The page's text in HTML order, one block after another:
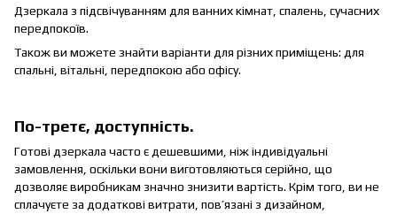
Дзеркала з підсвічуванням для ванних кімнат, спалень, сучасних
передпокоїв.
Також ви можете знайти варіанти для різних приміщень: для
спальні, вітальні, передпокою або офісу.
По-третє, доступність.
Готові дзеркала часто є дешевшими, ніж індивідуальні
замовлення, оскільки вони виготовляються серійно, що
дозволяє виробникам значно знизити вартість. Крім того, ви не
сплачуєте за додаткові витрати, пов’язані з дизайном,